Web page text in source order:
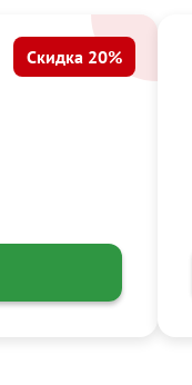
Скидка 20%